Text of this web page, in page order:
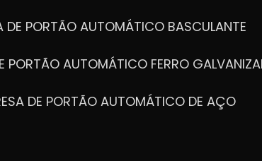
DE PORTÃO AUTOMÁTICO BASCULANTE
PORTÃO AUTOMÁTICO FERRO
DE PORTÃO AUTOMÁTICO DE AÇO